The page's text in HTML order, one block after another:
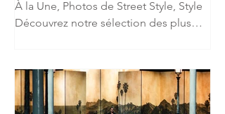
À la Une, Photos de Street Style, Style
Découvrez notre sélection des plus
de la Fashion Week de Paris. Fidèle à
l'univers imaginé par Mike Amiri, les
invités ont revisité les codes du